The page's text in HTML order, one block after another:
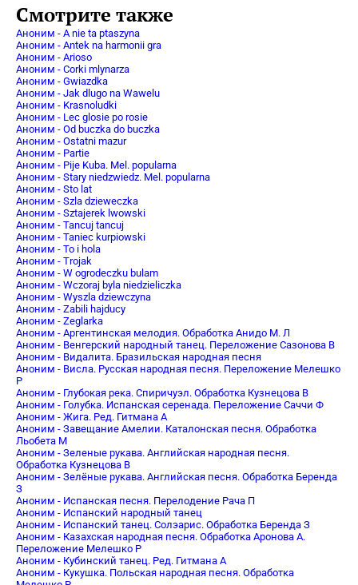
Смотрите также
Аноним - A nie ta ptaszyna
Аноним - Antek na harmonii gra
Аноним - Arioso
Аноним - Corki mlynarza
Аноним - Gwiazdka
Аноним - Jak dlugo na Wawelu
Аноним - Krasnoludki
Аноним - Lec glosie po rosie
Аноним - Od buczka do buczka
Аноним - Ostatni mazur
Аноним - Partie
Аноним - Pije Kuba. Mel. popularna
Аноним - Stary niedzwiedz. Mel. popularna
Аноним - Sto lat
Аноним - Szla dzieweczka
Аноним - Sztajerek lwowski
Аноним - Tancuj tancuj
Аноним - Taniec kurpiowski
Аноним - To i hola
Аноним - Trojak
Аноним - W ogrodeczku bulam
Аноним - Wczoraj byla niedzieliczka
Аноним - Wyszla dziewczyna
Аноним - Zabili hajducy
Аноним - Zeglarka
Аноним - Аргентинская мелодия. Обработка Анидо М. Л
Аноним - Венгерский народный танец. Переложение Сазонова В
Аноним - Видалита. Бразильская народная песня
Аноним - Висла. Русская народная песня. Переложение Мелешко
Р
Аноним - Глубокая река. Спиричуэл. Обработка Кузнецова В
Аноним - Голубка. Испанская серенада. Переложение Саччи Ф
Аноним - Жига. Ред. Гитмана А
Аноним - Завещание Амелии. Каталонская песня. Обработка
Льобета М
Аноним - Зеленые рукава. Английская народная песня.
Обработка Кузнецова В
Аноним - Зелёные рукава. Английская песня. Обработка Беренда
З
Аноним - Испанская песня. Перелодение Рача П
Аноним - Испанский народный танец
Аноним - Испанский танец. Солэарис. Обработка Беренда З
Аноним - Казахская народная песня. Обработка Аронова А.
Переложение Мелешко Р
Аноним - Кубинский танец. Ред. Гитмана А
Аноним - Кукушка. Польская народная песня. Обработка